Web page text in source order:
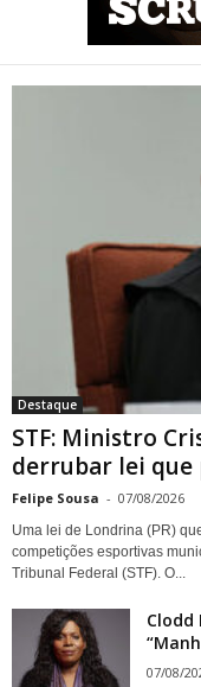
Destaque
STF: Ministro
derrubar lei que
Felipe Sousa - 07/08/2026
Uma lei de Londrina (PR)
competições esportivas
Tribunal Federal (STF). O...
07/08/